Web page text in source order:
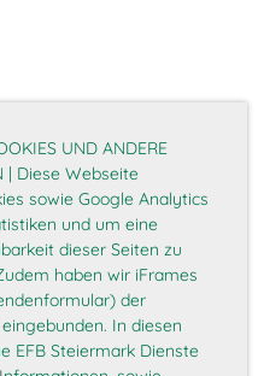
UND ANDERE
| Diese Webseite
sowie Google Analytics
und um eine
dieser Seiten zu
haben wir iFrames
der
In diesen
EFB Steiermark Dienste